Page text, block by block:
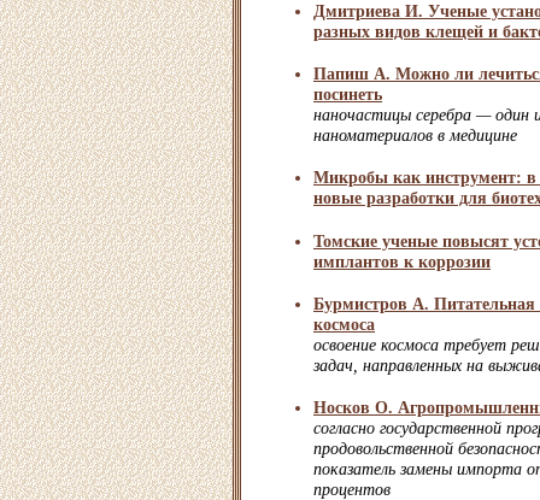
Дмитриева И. Ученые
разных видов клещей и
Папиш А. Можно ли
посинеть
наночастицы серебра — один
наноматериалов в медицине
Микробы как инструмент: в
новые разработки для
Томские ученые повысят
имплантов к коррозии
Бурмистров А. Питательная
космоса
освоение космоса требует
задач, направленных на
Носков О.
согласно государственной
продовольственной
показатель замены импорта
процентов